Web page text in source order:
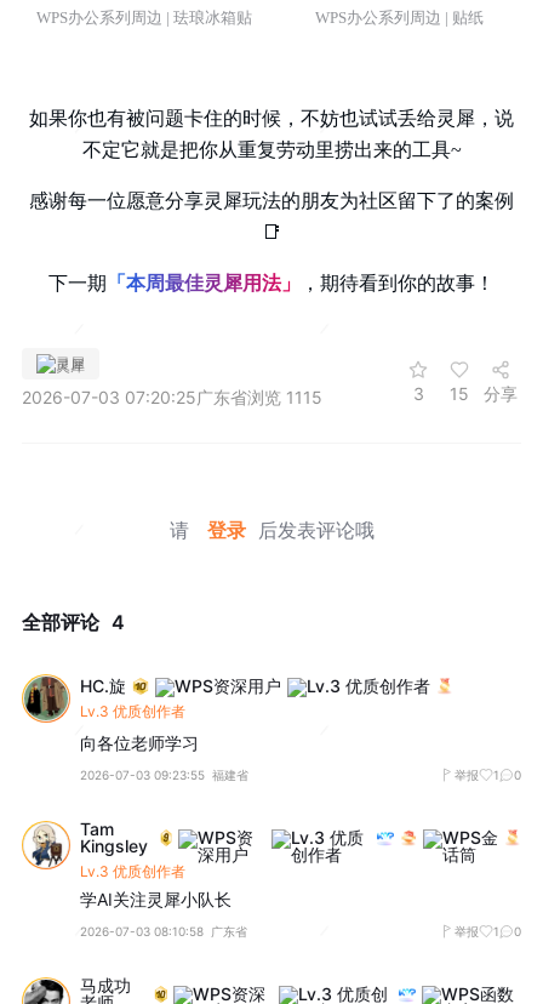
WPS办公系列周边 | 珐琅冰箱贴 WPS办公系列周边 | 贴纸
如果你也有被问题卡住的时候，不妨也试试丢给灵犀，说
不定它就是把你从重复劳动里捞出来的工具~
感谢每一位愿意分享灵犀玩法的朋友为社区留下了的案例
📑
下一期 「本周最佳灵犀用法」 ，期待看到你的故事！
灵犀
2026-07-03 07:20:25广东省浏览 1115 3 15 分享
请 登录 后发表评论哦
全部评论 4
HC.旋
Lv.3 优质创作者
向各位老师学习
2026-07-03 09:23:55 福建省 举报 1 0
Tam
Kingsley
Lv.3 优质创作者
学AI关注灵犀小队长
2026-07-03 08:10:58 广东省 举报 1 0
马成功